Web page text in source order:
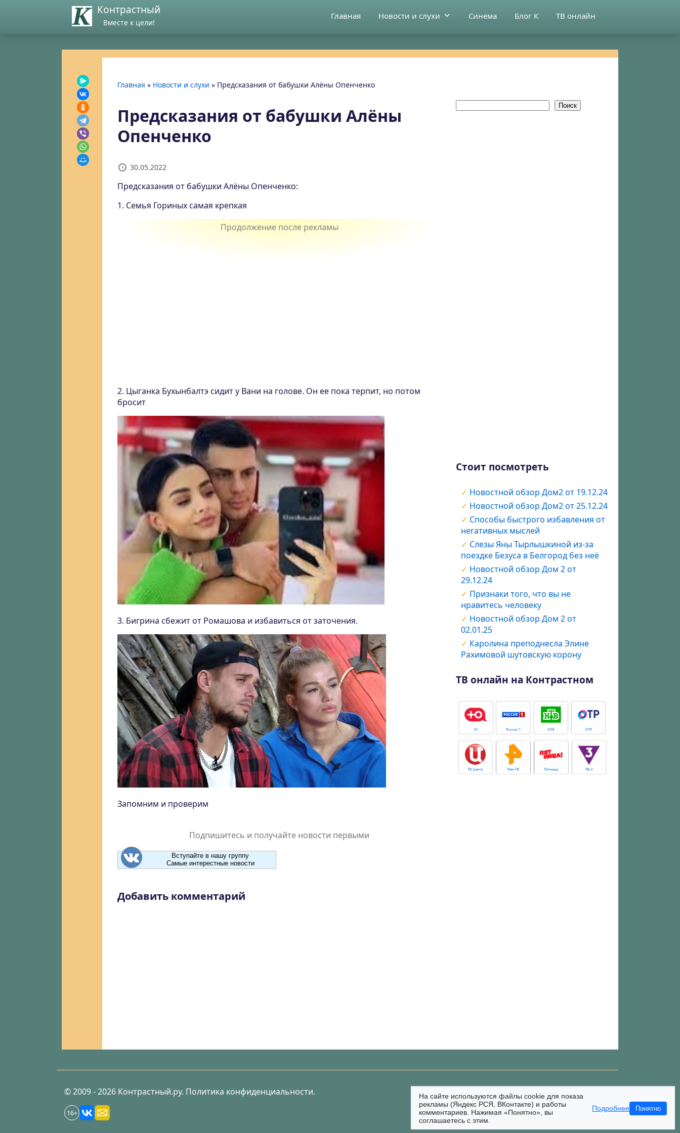
Контрастный
Вместе к цели!
Главная Новости и слухи Синема Блог К ТВ онлайн
Главная » Новости и слухи » Предсказания от бабушки Алёны Опенченко
Предсказания от бабушки Алёны
Опенченко
30.05.2022
Предсказания от бабушки Алёны Опенченко:
1. Семья Гориных самая крепкая
2. Цыганка Бухынбалтэ сидит у Вани на голове. Он ее пока терпит, но потом
бросит
3. Бигрина сбежит от Ромашова и избавиться от заточения.
Запомним и проверим
Подпишитесь и получайте новости первыми
Вступайте в нашу группу
Самые интерестные новости
Добавить комментарий
Поиск
Стоит посмотреть
Новостной обзор Дом2 от 19.12.24
Новостной обзор Дом2 от 25.12.24
Способы быстрого избавления от
негативных мыслей
Слезы Яны Тырлышкиной из-за
поездке Безуса в Белгород без неё
Новостной обзор Дом 2 от
29.12.24
Признаки того, что вы не
нравитесь человеку
Новостной обзор Дом 2 от
02.01.25
Каролина преподнесла Элине
Рахимовой шутовскую корону
ТВ онлайн на Контрастном
© 2009 - 2026 Контрастный.ру. Политика конфиденциальности.
16+
На сайте используются файлы cookie для показа
рекламы (Яндекс РСЯ, ВКонтакте) и работы
комментариев. Нажимая «Понятно», вы
соглашаетесь с этим.
Подробнее Понятно